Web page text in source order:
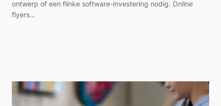
ontwerp of een flinke software-investering nodig. Online
flyers…